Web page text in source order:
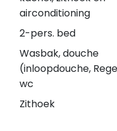
airconditioning
2-pers. bed
Wasbak, douche
(inloopdouche,
wc
Zithoek